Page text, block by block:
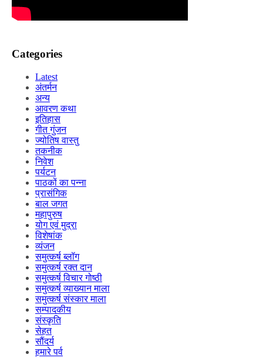
Categories
Latest
अंतर्मन
अन्य
आवरण कथा
इतिहास
गीत गुंजन
ज्योतिष वास्तु
तकनीक
निवेश
पर्यटन
पाठकों का पन्ना
प्रासंगिक
बाल जगत
महापुरुष
योग एवं मुद्रा
विशेषांक
व्यंजन
समुत्कर्ष ब्लॉग
समुत्कर्ष रक्त दान
समुत्कर्ष विचार गोष्ठी
समुत्कर्ष व्याख्यान माला
समुत्कर्ष संस्कार माला
सम्पादकीय
संस्कृति
सेहत
सौंदर्य
हमारे पर्व